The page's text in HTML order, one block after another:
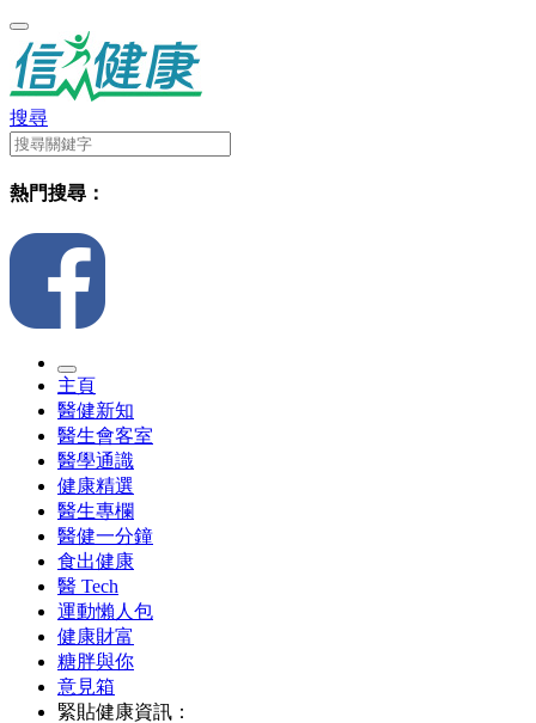
搜尋
熱門搜尋：
主頁
醫健新知
醫生會客室
醫學通識
健康精選
醫生專欄
醫健一分鐘
食出健康
醫 Tech
運動懶人包
健康財富
糖胖與你
意見箱
緊貼健康資訊：